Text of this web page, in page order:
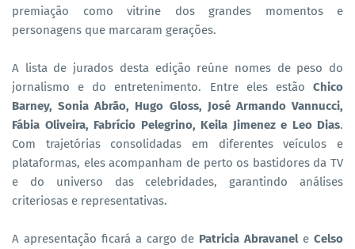
premiação como vitrine dos grandes momentos e
personagens que marcaram gerações.
A lista de jurados desta edição reúne nomes de peso do
jornalismo e do entretenimento. Entre eles estão Chico
Barney, Sonia Abrão, Hugo Gloss, José Armando Vannucci,
Fábia Oliveira, Fabrício Pelegrino, Keila Jimenez e Leo Dias.
Com trajetórias consolidadas em diferentes veículos e
plataformas, eles acompanham de perto os bastidores da TV
e do universo das celebridades, garantindo análises
criteriosas e representativas.
A apresentação ficará a cargo de Patricia Abravanel eCelso